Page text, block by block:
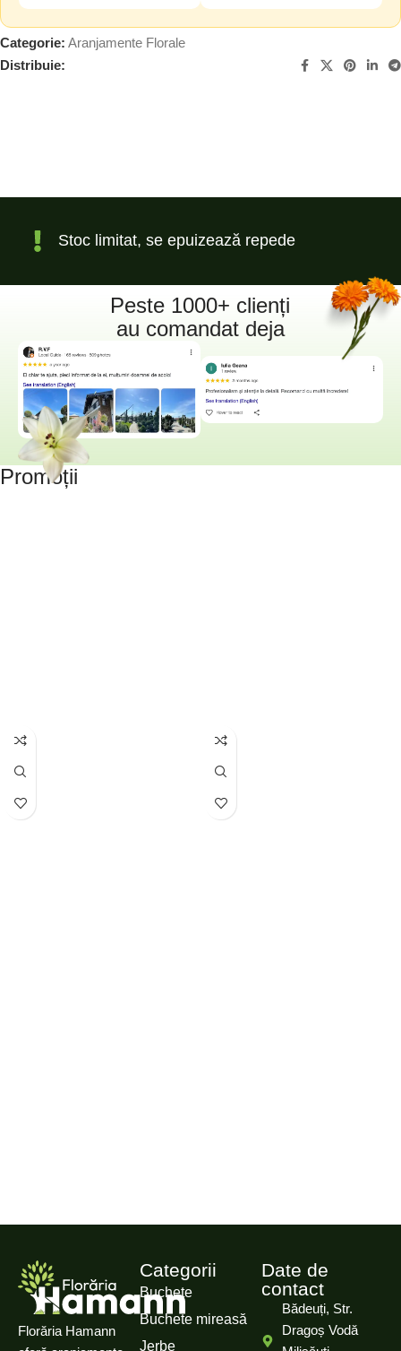
Categorie: Aranjamente Florale
Distribuie:
Stoc limitat, se epuizează repede
Peste 1000+ clienți
au comandat deja
Promoții
Florăria Hamann
Categorii
Buchete
Buchete mireasă
Jerbe
Date de
contact
Bădeuți, Str.
Dragoș Vodă